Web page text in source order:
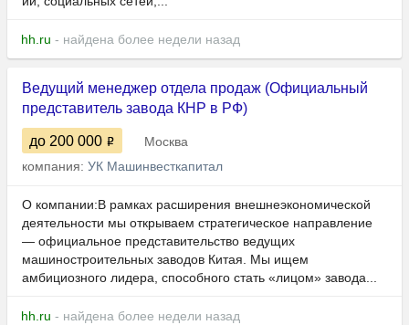
hh.ru - найдена более недели назад
Ведущий менеджер отдела продаж (Официальный
представитель завода КНР в РФ)
до 200 000
Москва
компания: УК Машинвесткапитал
О компании:В рамках расширения внешнеэкономической
деятельности мы открываем стратегическое направление
— официальное представительство ведущих
машиностроительных заводов Китая. Мы ищем
амбициозного лидера, способного стать «лицом» завода...
hh.ru - найдена более недели назад